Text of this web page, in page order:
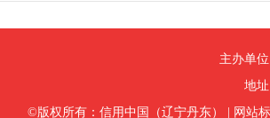
主办单
地
©版权所有：信用中国（辽宁丹东）
网站